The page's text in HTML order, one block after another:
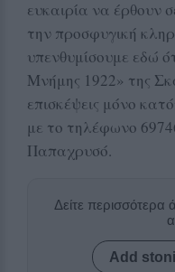
ευκαιρία να έρθουν
την προσφυγική
υπενθυμίσουμε εδώ
Μνήμης 1922» της
επισκέψεις μόνο
με το τηλέφωνο
Παπαχρυσό.
Δείτε
Add